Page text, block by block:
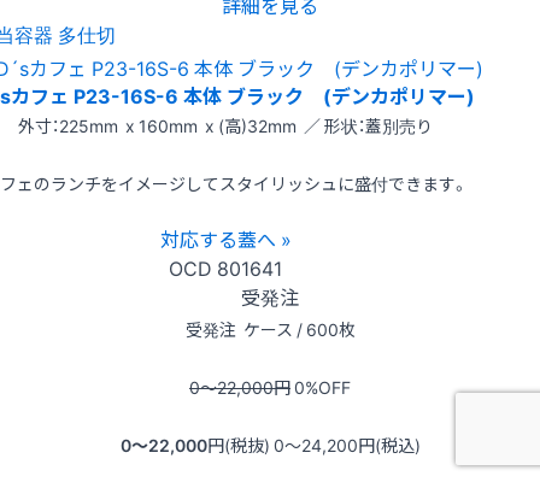
容器 多仕切
カフェ P23-16S-6 本体 ブラック (デンカポリマー)
外寸：225mm x 160mm x (高)32mm ／ 形状：蓋別売り
ェのランチをイメージしてスタイリッシュに盛付できます。
対応する蓋へ »
OCD 801641
受発注
受発注 ケース / 600枚
0〜22,000円0%OFF
0〜22,000円(税抜) 0〜24,200円(税込)